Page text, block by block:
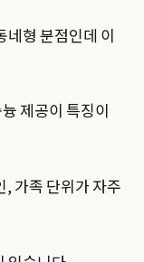
형 분점인데 이
제공이 특징이
가족 단위가 자주